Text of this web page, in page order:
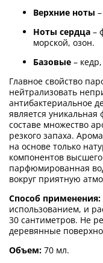
Верхние ноты
Ноты сердца –
морской, озон.
Базовые –
Главное свойство
нейтрализовать
антибактериальное
является уникальная
составе множество
резкого запаха.
на основе только
компонентов
парфюмированная
вокруг приятную
Способ применения:
использованием, и
30 сантиметров. Не
деревянные
Объем: 70 мл.